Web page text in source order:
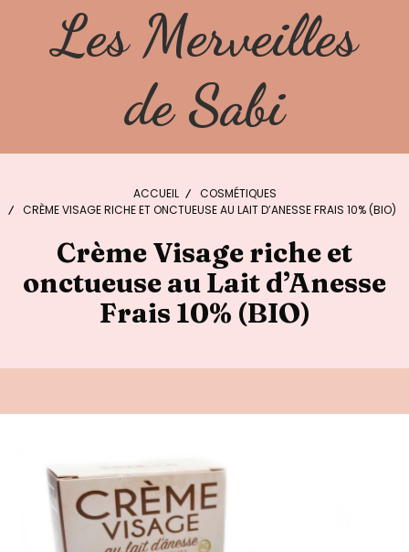
Les Merveilles
de Sabi
ACCUEIL
COSMÉTIQUES
CRÈME VISAGE RICHE ET ONCTUEUSE AU LAIT D’ANESSE FRAIS 10% (BIO)
Crème Visage riche et
onctueuse au Lait d’Anesse
Frais 10% (BIO)